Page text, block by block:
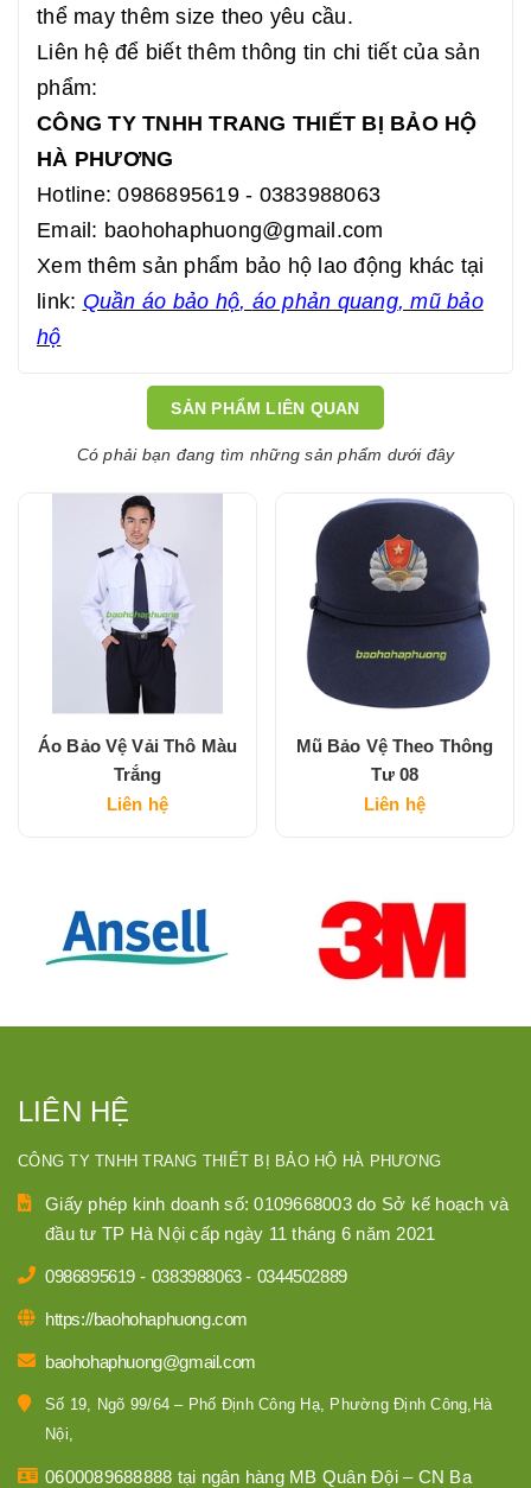
thể may thêm size theo yêu cầu.
Liên hệ để biết thêm thông tin chi tiết của sản
phẩm:
CÔNG TY TNHH TRANG THIẾT BỊ BẢO HỘ
HÀ PHƯƠNG
Hotline: 0986895619 - 0383988063
Email: baohohaphuong@gmail.com
Xem thêm sản phẩm bảo hộ lao động khác tại
link: Quần áo bảo hộ, áo phản quang,mũ bảo
hộ
SẢN PHẨM LIÊN QUAN
Có phải bạn đang tìm những sản phẩm dưới đây
Áo Bảo Vệ Vải Thô Màu
Trắng
Liên hệ
Mũ Bảo Vệ Theo Thông
Tư 08
Liên hệ
LIÊN HỆ
CÔNG TY TNHH TRANG THIẾT BỊ BẢO HỘ HÀ PHƯƠNG
Giấy phép kinh doanh số: 0109668003 do Sở kế hoạch và
đầu tư TP Hà Nội cấp ngày 11 tháng 6 năm 2021
0986895619 - 0383988063- 0344502889
https://baohohaphuong.com
baohohaphuong@gmail.com
Số 19, Ngõ 99/64 – Phố Định Công Hạ, Phường Định Công,Hà
Nội,
0600089688888 tại ngân hàng MB Quân Đội – CN Ba